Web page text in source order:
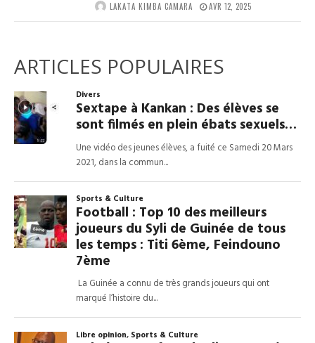
LAKATA KIMBA CAMARA AVR 12, 2025
ARTICLES POPULAIRES